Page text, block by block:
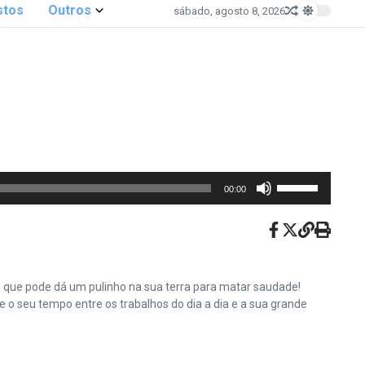
Outros sábado, agosto 8, 2026
00:00
para
para
baixo
pode dá um pulinho na sua terra para matar saudade!
seu tempo entre os trabalhos do dia a dia e a sua grande